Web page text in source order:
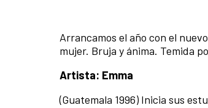
Arrancamos el año con el
mujer. Bruja y ánima. Temida
Artista: Emma
(Guatemala 1996) Inicia sus